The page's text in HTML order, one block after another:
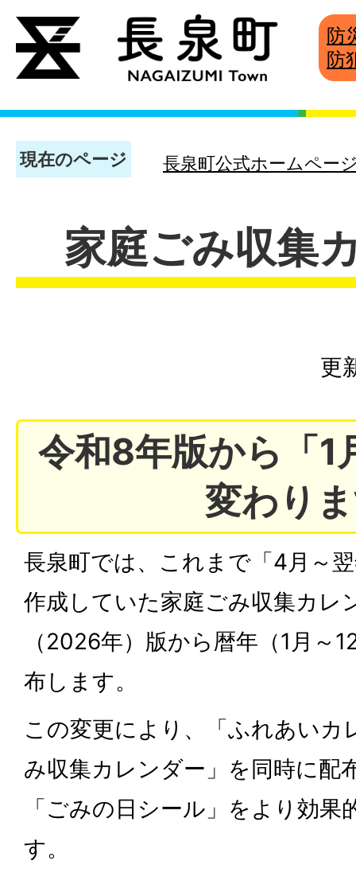
防
防
現在のページ 長泉町公式ホームペー
家庭ごみ収集
更
令和8年版から「1
変わり
長泉町では、これまで「4月～
作成していた家庭ごみ収集カレ
（2026年）版から暦年（1月～
布します。
この変更により、「ふれあいカ
み収集カレンダー」を同時に配
「ごみの日シール」をより効
す。